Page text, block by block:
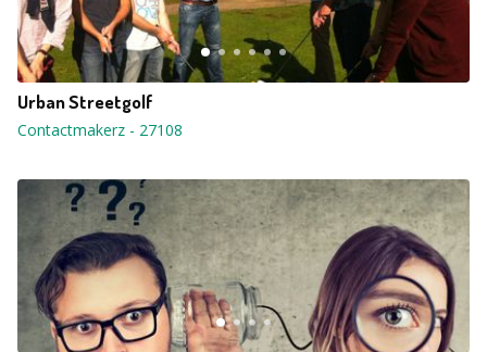
Urban Streetgolf
Contactmakerz - 27108